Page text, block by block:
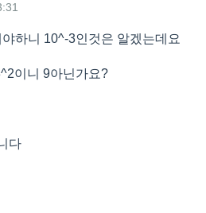
하니 10^-3인것은 알겠는데요
이니 9아닌가요?
다